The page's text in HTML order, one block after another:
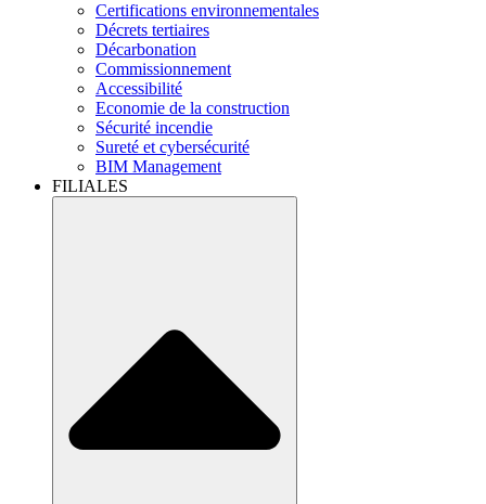
Certifications environnementales
Décrets tertiaires
Décarbonation
Commissionnement
Accessibilité
Economie de la construction
Sécurité incendie
Sureté et cybersécurité
BIM Management
FILIALES